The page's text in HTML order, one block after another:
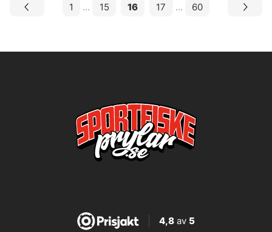
1 ... 15 16 17 ... 60
4,8av 5